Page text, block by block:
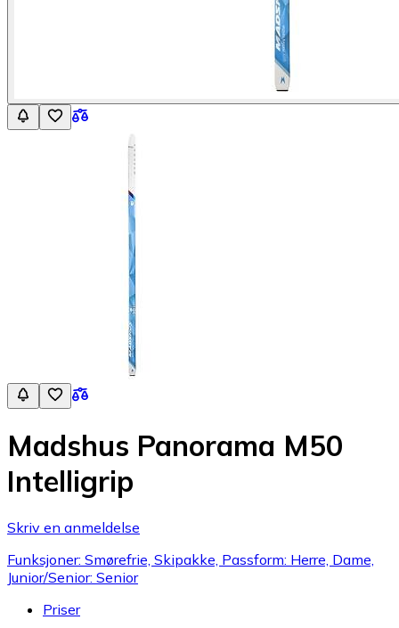
Madshus Panorama M50
Intelligrip
Skriv en anmeldelse
Funksjoner: Smørefrie, Skipakke, Passform: Herre, Dame,
Junior/Senior: Senior
Priser